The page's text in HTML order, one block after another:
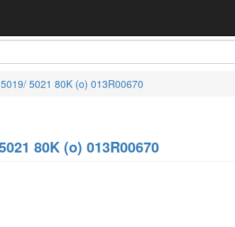
5021 80K (o) 013R00670
80K (o) 013R00670